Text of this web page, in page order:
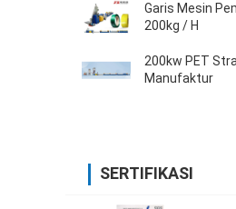
Garis Mesin
200kg / H
200kw PET
Manufaktur
SERTIFIKASI